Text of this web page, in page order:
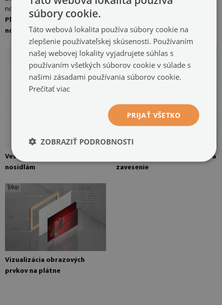
Plátno plátno natažené přes
nosítka
Vešiak je pripevnený k
nosidlám
Obraz na plátne pripravený na
zavesenie
Vizualizácia obrazových
prvkov na plátne
súbory cookie.
Táto webová lokalita používa súbory cookie na
zlepšenie používateľskej skúsenosti. Používaním
našej webovej lokality vyjadrujete súhlas s
používaním všetkých súborov cookie v súlade s
našimi zásadami používania súborov cookie.
Prečítať viac
PRIJAŤ VŠETKO
ZOBRAZIŤ PODROBNOSTI